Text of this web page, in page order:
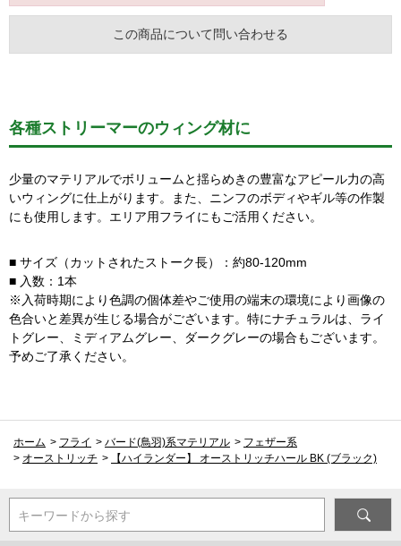
この商品について問い合わせる
各種ストリーマーのウィング材に
少量のマテリアルでボリュームと揺らめきの豊富なアピール力の高
いウィングに仕上がります。また、ニンフのボディやギル等の作製
にも使用します。エリア用フライにもご活用ください。
■ サイズ（カットされたストーク長）：約80-120mm
■ 入数：1本
※入荷時期により色調の個体差やご使用の端末の環境により画像の
色合いと差異が生じる場合がございます。特にナチュラルは、ライ
トグレー、ミディアムグレー、ダークグレーの場合もございます。
予めご了承ください。
ホーム > フライ > バード(鳥羽)系マテリアル > フェザー系
> オーストリッチ > 【ハイランダー】 オーストリッチハール BK (ブラック)
キーワードから探す